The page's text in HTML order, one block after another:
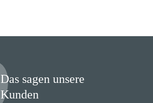
Das sagen unsere
Kunden